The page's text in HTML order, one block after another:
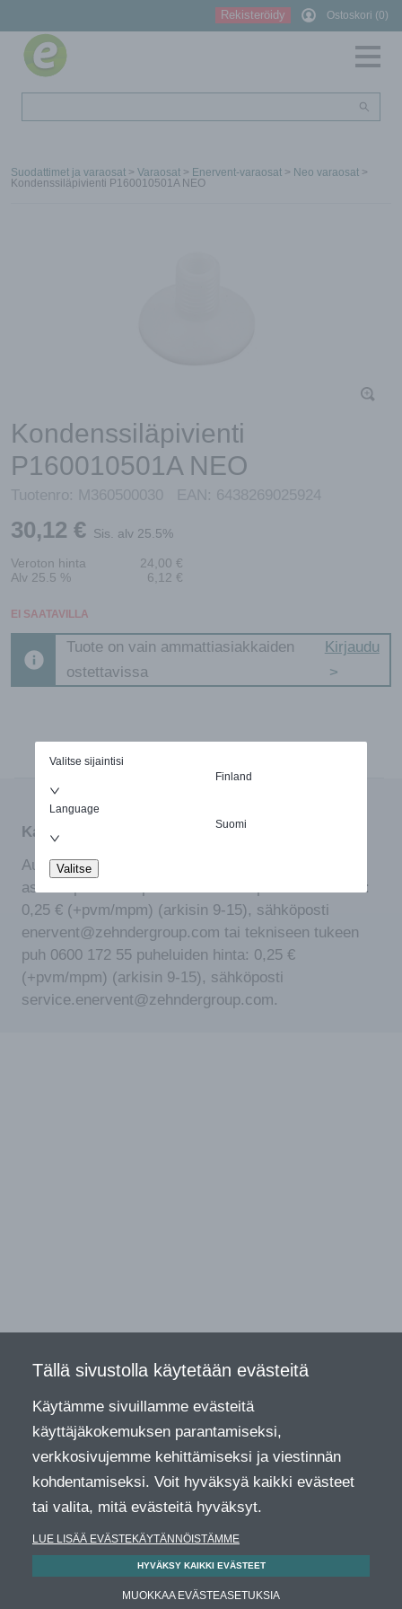
Valitse sijaintisi
Finland
Language
Suomi
Valitse
Rekisteröidy Ostoskori (0)
Suodattimet ja varaosat > Varaosat > Enervent-varaosat > Neo varaosat >
Kondenssiläpivienti P160010501A NEO
Kondenssiläpivienti
P160010501A NEO
Tuotenro: M360500030 EAN: 6438269025924
30,12 € Sis. alv 25.5%
Veroton hinta 24,00 €
Alv 25.5 %
6,12 €
EI SAATAVILLA
Tuote on vain ammattiasiakkaiden
ostettavissa
Kirjaudu
Kaipaatko apua tuotteen valinnassa?
Autamme mielellämme. Ota yhteyttä meidän
asiakaspalveluun puh 0600 142 55 puheluiden hinta:
0,25 € (+pvm/mpm) (arkisin 9-15), sähköposti
enervent@zehndergroup.com tai tekniseen tukeen
puh 0600 172 55 puheluiden hinta: 0,25 €
(+pvm/mpm) (arkisin 9-15), sähköposti
service.enervent@zehndergroup.com.
Tällä sivustolla käytetään evästeitä
Käytämme sivuillamme evästeitä
käyttäjäkokemuksen parantamiseksi,
verkkosivujemme kehittämiseksi ja viestinnän
kohdentamiseksi. Voit hyväksyä kaikki evästeet
tai valita, mitä evästeitä hyväksyt.
LUE LISÄÄ EVÄSTEKÄYTÄNNÖISTÄMME
HYVÄKSY KAIKKI EVÄSTEET
MUOKKAA EVÄSTEASETUKSIA